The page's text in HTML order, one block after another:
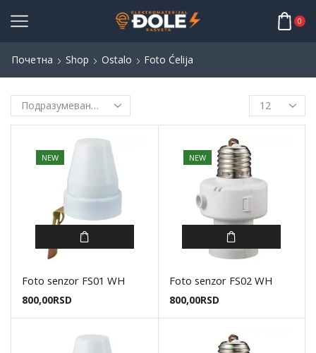
0
Почетна Shop Ostalo Foto Ćelija
NEW
Foto senzor FS01 WH
800,00RSD
NEW
Foto senzor FS02 WH
800,00RSD